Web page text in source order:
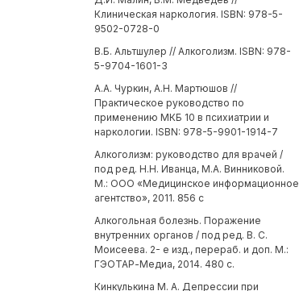
Клиническая наркология. ISBN: 978-5-
9502-0728-0
В.Б. Альтшулер // Алкоголизм. ISBN: 978-
5-9704-1601-3
А.А. Чуркин, А.Н. Мартюшов //
Практическое руководство по
применению МКБ 10 в психиатрии и
наркологии. ISBN: 978-5-9901-1914-7
Алкоголизм: руководство для врачей /
под ред. Н.Н. Иванца, М.А. Винниковой.
М.: ООО «Медицинское информационное
агентство», 2011. 856 с
Алкогольная болезнь. Поражение
внутренних органов / под ред. В. С.
Моисеева. 2- е изд., перераб. и доп. М.:
ГЭОТАР-Медиа, 2014. 480 с.
Кинкулькина М. А. Депрессии при